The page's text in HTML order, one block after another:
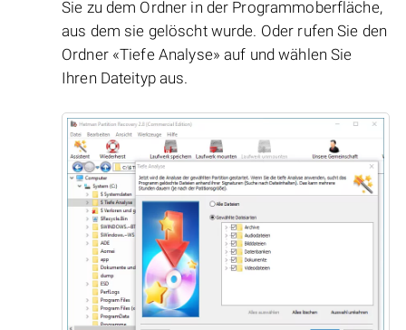
Sie zu dem Ordner in der Programmoberfläche,
aus dem sie gelöscht wurde. Oder rufen Sie den
Ordner «Tiefe Analyse» auf und wählen Sie
Ihren Dateityp aus.